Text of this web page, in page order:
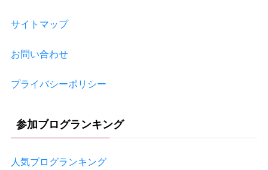
サイトマップ
お問い合わせ
プライバシーポリシー
参加ブログランキング
人気ブログランキング